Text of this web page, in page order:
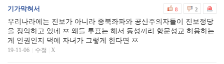
기가막혀서 8 2
우리나라에는 진보가 아니라 종북좌파와 공산주의자들이 진보정당
을 장악하고 있네 ㅉ 왜들 투표는 해서 동성끼리 항문성교 허용하는
게 인권인지 댁에 자녀가 그렇게 한다면 ㅉ
19-11-06 수정 X